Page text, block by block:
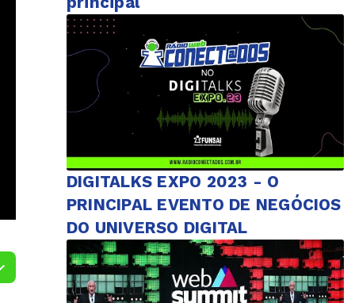
DIGITALKS EXPO 2023 - O
PRINCIPAL EVENTO DE NEGÓCIOS
DO UNIVERSO DIGITAL